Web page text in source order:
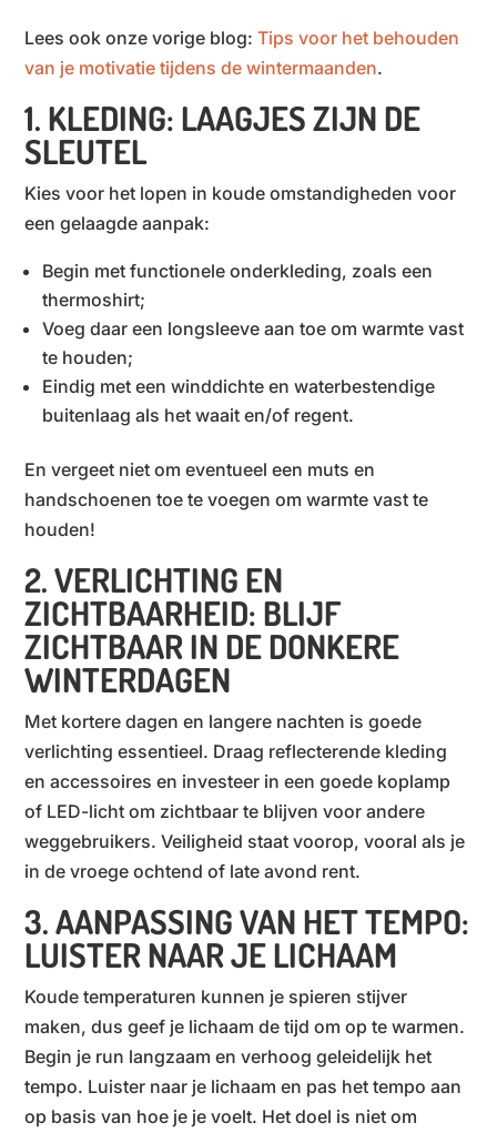
Lees ook onze vorige blog:Tips voor het behouden
van je motivatie tijdens de wintermaanden.
1. KLEDING: LAAGJES ZIJN DE
SLEUTEL
Kies voor het lopen in koude omstandigheden voor
een gelaagde aanpak:
Begin met functionele onderkleding, zoals een
thermoshirt;
Voeg daar een longsleeve aan toe om warmte vast
te houden;
Eindig met een winddichte en waterbestendige
buitenlaag als het waait en/of regent.
En vergeet niet om eventueel een muts en
handschoenen toe te voegen om warmte vast te
houden!
2. VERLICHTING EN
ZICHTBAARHEID: BLIJF
ZICHTBAAR IN DE DONKERE
WINTERDAGEN
Met kortere dagen en langere nachten is goede
verlichting essentieel. Draag reflecterende kleding
en accessoires en investeer in een goede koplamp
of LED-licht om zichtbaar te blijven voor andere
weggebruikers. Veiligheid staat voorop, vooral als je
in de vroege ochtend of late avond rent.
3. AANPASSING VAN HET TEMPO:
LUISTER NAAR JE LICHAAM
Koude temperaturen kunnen je spieren stijver
maken, dus geef je lichaam de tijd om op te warmen.
Begin je run langzaam en verhoog geleidelijk het
tempo. Luister naar je lichaam en pas het tempo aan
op basis van hoe je je voelt. Het doel is niet om